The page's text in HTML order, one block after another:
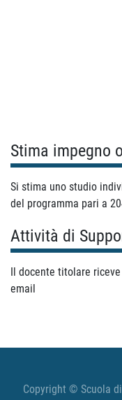
Stima impegno
Si stima uno studio
del programma pari a
Attività di
Il docente titolare
email
Copyright © Scuola